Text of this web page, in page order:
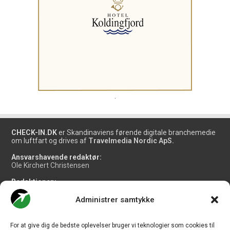
Administrer samtykke
For at give dig de bedste oplevelser bruger vi teknologier som cookies til
CHECK-IN.DK er Skandinaviens førende digitale branchemedie
om luftfart og drives af Travelmedia Nordic ApS.
Ansvarshavende redaktør:
Ole Kirchert Christensen
Redaktionen:
Christian Granhøj Skouboe
Henrik Baumgarten
Danny Longhi Andreasen